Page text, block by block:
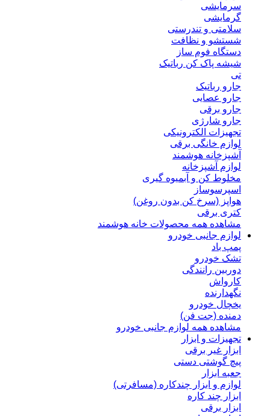
سرمایشی
گرمایشی
سلامتی و تندرستی
شستشو و نظافت
دستگاه فوم ساز
شیشه پاک کن رباتیک
تی
جارو رباتیک
جارو عصایی
جارو برقی
جارو شارژی
تجهیزات الکترونیکی
لوازم خانگی برقی
آشپزخانه هوشمند
لوازم آشپزخانه
مخلوط کن و آبمیوه گیری
اسپرسوساز
هواپز (سرخ کن بدون روغن)
کتری برقی
مشاهده همه محصولات خانه هوشمند
لوازم جانبی خودرو
پمپ باد
تشک خودرو
دوربین رانندگی
کارواش
نگهدارنده
یخچال خودرو
دمنده (جت فن)
مشاهده همه لوازم جانبی خودرو
تجهیزات و ابزار
ابزار غیر برقی
پیچ گوشتی دستی
جعبه ابزار
لوازم و ابزار چندکاره (مسافرتی)
ابزار چند کاره
ابزار برقی